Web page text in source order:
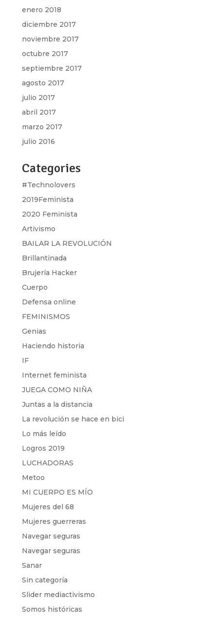
enero 2018
diciembre 2017
noviembre 2017
octubre 2017
septiembre 2017
agosto 2017
julio 2017
abril 2017
marzo 2017
julio 2016
Categories
#Technolovers
2019Feminista
2020 Feminista
Artivismo
BAILAR LA REVOLUCIÓN
Brillantinada
Brujería Hacker
Cuerpo
Defensa online
FEMINISMOS
Genias
Haciendo historia
IF
Internet feminista
JUEGA COMO NIÑA
Juntas a la distancia
La revolución se hace en bici
Lo más leído
Logros 2019
LUCHADORAS
Metoo
MI CUERPO ES MÍO
Mujeres del 68
Mujeres guerreras
Navegar seguras
Navegar seguras
Sanar
Sin categoría
Slider mediactivismo
Somos históricas